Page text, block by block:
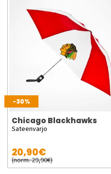
-30%
Chicago Blackhawks
Sateenvarjo
20,90€
(norm. 29,90€)